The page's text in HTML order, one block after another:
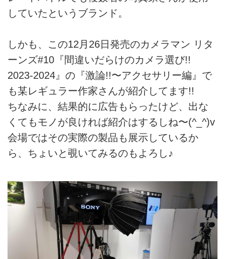
していたというブランド。
しかも、この12月26日発売のカメラマン リタ
ーンズ#10『間違いだらけのカメラ選び!!
2023-2024』の『激論!!〜アクセサリー編』で
も某レギュラー作家さんが紹介してます!!
ちなみに、結果的に広告もらったけど、出な
くてもモノが良ければ紹介はするしね〜(^_^)v
会場ではその実際の製品も展示しているか
ら、ちょいと覗いてみるのもよろし♪